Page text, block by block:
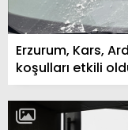
Erzurum, Kars,
koşulları etkili